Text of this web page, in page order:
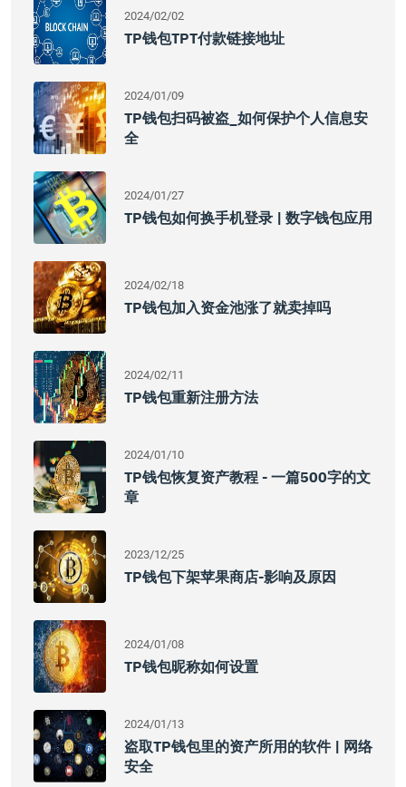
2024/02/02
TP钱包TPT付款链接地址
2024/01/09
TP钱包扫码被盗_如何保护个人信息安
全
2024/01/27
TP钱包如何换手机登录 | 数字钱包应用
2024/02/18
TP钱包加入资金池涨了就卖掉吗
2024/02/11
TP钱包重新注册方法
2024/01/10
TP钱包恢复资产教程 - 一篇500字的文
章
2023/12/25
TP钱包下架苹果商店-影响及原因
2024/01/08
TP钱包昵称如何设置
2024/01/13
盗取TP钱包里的资产所用的软件 | 网络
安全